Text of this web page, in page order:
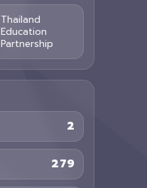
Thailand
Education
Partnership
2
279